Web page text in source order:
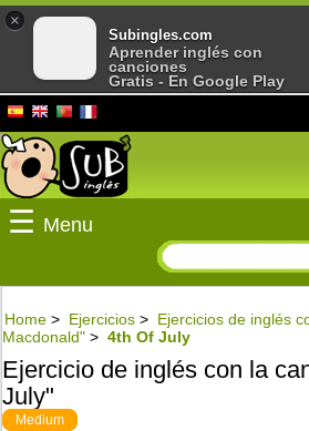
☰ Menu
Home > Ejercicios > Ejercicios de inglés
Macdonald" > 4th Of July
Ejercicio de inglés con la
July"
Medium
×
Subingles.com
Aprender inglés con
canciones
Gratis - En Google Play